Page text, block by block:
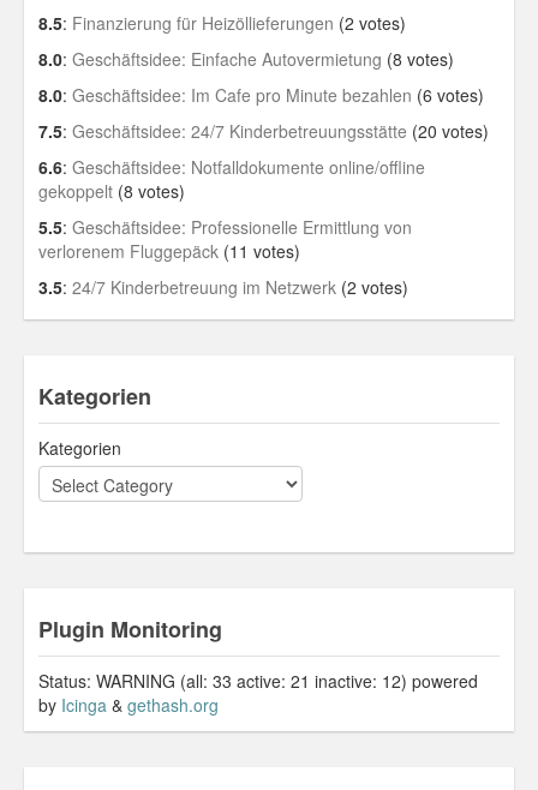
8.5: Finanzierung für Heizöllieferungen (2 votes)
8.0: Geschäftsidee: Einfache Autovermietung (8 votes)
8.0: Geschäftsidee: Im Cafe pro Minute bezahlen (6 votes)
7.5: Geschäftsidee: 24/7 Kinderbetreuungsstätte (20 votes)
6.6: Geschäftsidee: Notfalldokumente online/offline
gekoppelt (8 votes)
5.5: Geschäftsidee: Professionelle Ermittlung von
verlorenem Fluggepäck (11 votes)
3.5: 24/7 Kinderbetreuung im Netzwerk (2 votes)
Kategorien
Kategorien
Plugin Monitoring
Status: WARNING (all: 33 active: 21 inactive: 12) powered
by Icinga & gethash.org